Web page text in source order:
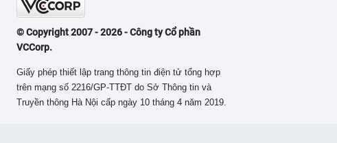
© Copyright 2007 - 2026 - Công ty Cổ phần
VCCorp.
Giấy phép thiết lập trang thông tin điện tử tổng hợp
trên mạng số 2216/GP-TTĐT do Sở Thông tin và
Truyền thông Hà Nội cấp ngày 10 tháng 4 năm 2019.